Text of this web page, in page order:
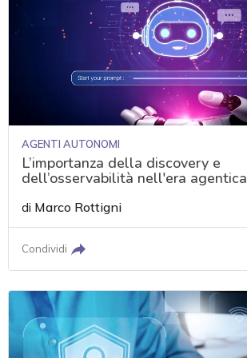
AGENTI AUTONOMI
L’importanza della discovery e
dell’osservabilità nell'era agentica
di Marco Rottigni
Condividi